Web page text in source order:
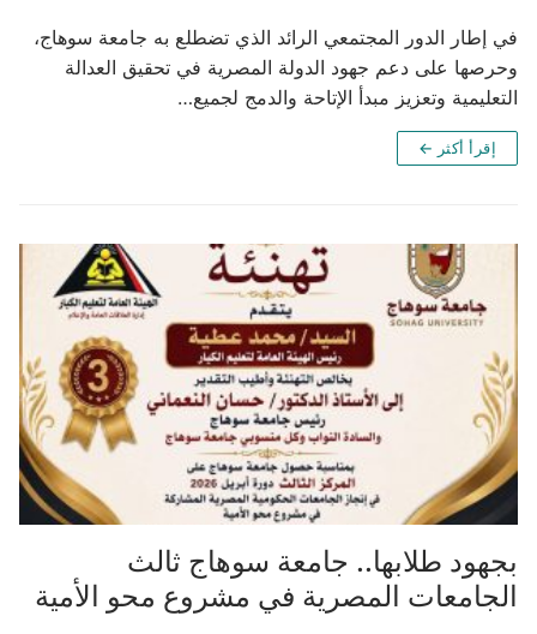
في إطار الدور المجتمعي الرائد الذي تضطلع به جامعة سوهاج،
وحرصها على دعم جهود الدولة المصرية في تحقيق العدالة
التعليمية وتعزيز مبدأ الإتاحة والدمج لجميع…
إقرأ أكثر ←
بجهود طلابها.. جامعة سوهاج ثالث
الجامعات المصرية في مشروع محو الأمية